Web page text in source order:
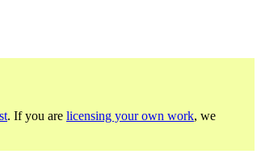
. If you are licensing your own work, we